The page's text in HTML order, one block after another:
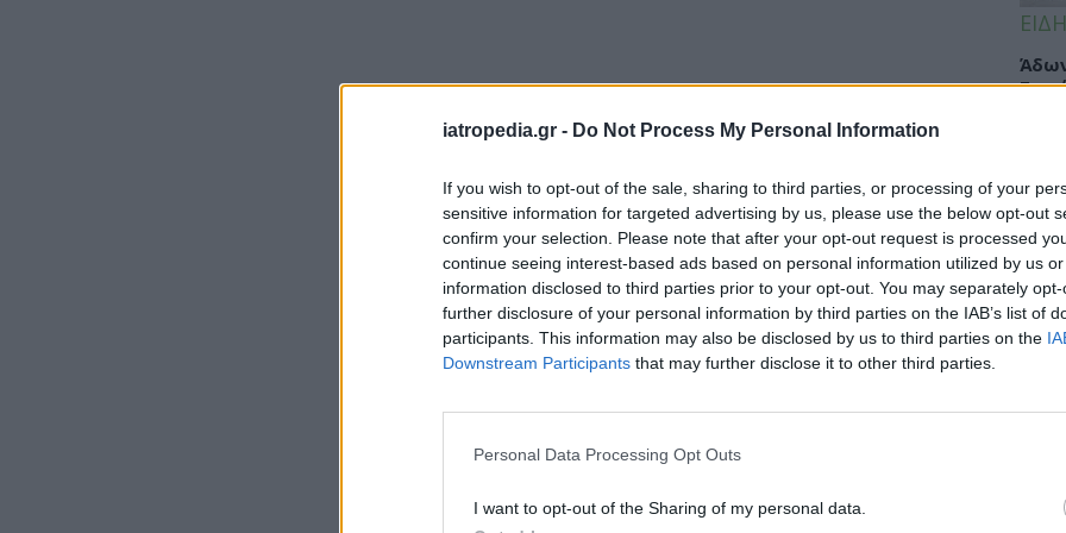
iatropedia.gr - Do Not Process My Personal Information
If you wish to opt-out of the sale, sharing to third parties, or processing of your
sensitive information for targeted advertising by us, please use the below opt-out
confirm your selection. Please note that after your opt-out request is processed
continue seeing interest-based ads based on personal information utilized by us
information disclosed to third parties prior to your opt-out. You may separately
further disclosure of your personal information by third parties on the IAB’s list of
participants. This information may also be disclosed by us to third parties on the
Downstream Participants that may further disclose it to other third parties.
Personal Data Processing Opt Outs
I want to opt-out of the Sharing of my personal data.
Πώς